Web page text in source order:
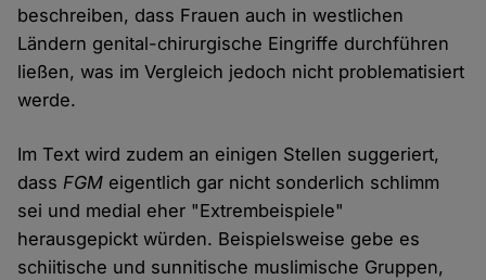
beschreiben, dass Frauen auch in westlichen
Ländern genital-chirurgische Eingriffe durchführen
ließen, was im Vergleich jedoch nicht problematisiert
werde.
Im Text wird zudem an einigen Stellen suggeriert,
dassFGM eigentlich gar nicht sonderlich schlimm
sei und medial eher "Extrembeispiele"
herausgepickt würden. Beispielsweise gebe es
schiitische und sunnitische muslimische Gruppen,